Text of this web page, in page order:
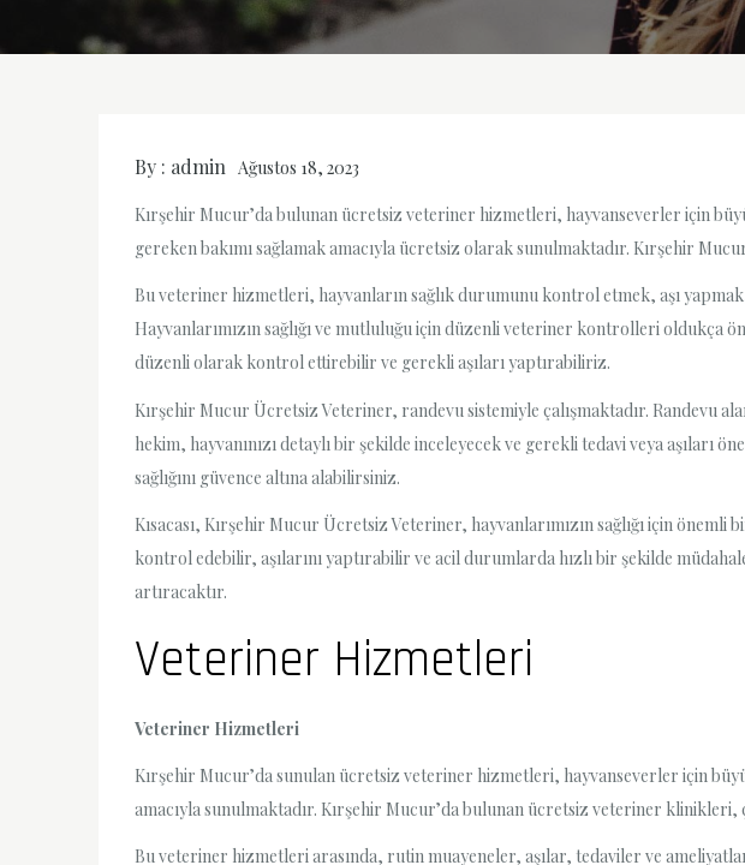
By : admin Ağustos 18, 2023
Kırşehir Mucur’da bulunan ücretsiz veteriner hizmetleri, hayvanseverler için
gereken bakımı sağlamak amacıyla ücretsiz olarak sunulmaktadır. Kırşehir
Bu veteriner hizmetleri, hayvanların sağlık durumunu kontrol etmek, aşı
Hayvanlarımızın sağlığı ve mutluluğu için düzenli veteriner kontrolleri oldukça
düzenli olarak kontrol ettirebilir ve gerekli aşıları yaptırabiliriz.
Kırşehir Mucur Ücretsiz Veteriner, randevu sistemiyle çalışmaktadır. Randevu
hekim, hayvanınızı detaylı bir şekilde inceleyecek ve gerekli tedavi veya aşıları
sağlığını güvence altına alabilirsiniz.
Kısacası, Kırşehir Mucur Ücretsiz Veteriner, hayvanlarımızın sağlığı için
kontrol edebilir, aşılarını yaptırabilir ve acil durumlarda hızlı bir şekilde
artıracaktır.
Veteriner Hizmetleri
Veteriner Hizmetleri
Kırşehir Mucur’da sunulan ücretsiz veteriner hizmetleri, hayvanseverler için
amacıyla sunulmaktadır. Kırşehir Mucur’da bulunan ücretsiz veteriner
Bu veteriner hizmetleri arasında, rutin muayeneler, aşılar, tedaviler ve